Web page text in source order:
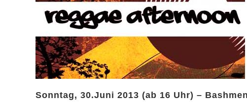
Sonntag, 30.Juni 2013 (ab 16 Uhr) –